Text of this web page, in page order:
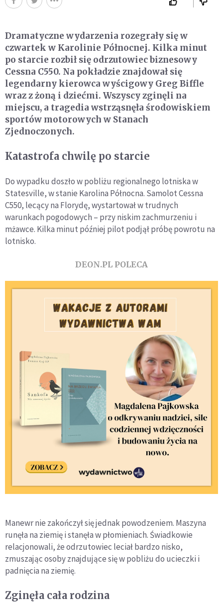
Dramatyczne wydarzenia rozegrały się w
czwartek w Karolinie Północnej. Kilka minut
po starcie rozbił się odrzutowiec biznesowy
Cessna C550. Na pokładzie znajdował się
legendarny kierowca wyścigowy Greg Biffle
wraz z żoną i dziećmi. Wszyscy zginęli na
miejscu, a tragedia wstrząsnęła środowiskiem
sportów motorowych w Stanach
Zjednoczonych.
Katastrofa chwilę po starcie
Do wypadku doszło w pobliżu regionalnego lotniska w
Statesville, w stanie Karolina Północna. Samolot Cessna
C550, lecący na Florydę, wystartował w trudnych
warunkach pogodowych – przy niskim zachmurzeniu i
mżawce. Kilka minut później pilot podjął próbę powrotu na
lotnisko.
DEON.PL POLECA
Manewr nie zakończył się jednak powodzeniem. Maszyna
runęła na ziemię i stanęła w płomieniach. Świadkowie
relacjonowali, że odrzutowiec leciał bardzo nisko,
zmuszając osoby znajdujące się w pobliżu do ucieczki i
padnięcia na ziemię.
Zginęła cała rodzina